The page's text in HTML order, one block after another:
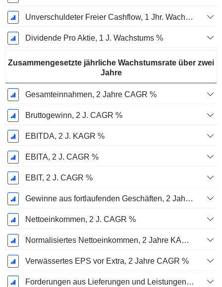
Unverschuldeter Freier Cashflow, 1 Jhr. Wachstum %
Dividende Pro Aktie, 1 J. Wachstums %
Zusammengesetzte jährliche Wachstumsrate über zwei
Jahre
Gesamteinnahmen, 2 Jahre CAGR %
Bruttogewinn, 2 J. CAGR %
EBITDA, 2 J. KAGR %
EBITA, 2 J. CAGR %
EBIT, 2 J. CAGR %
Gewinne aus fortlaufenden Geschäften, 2 Jahre. CAGR %
Nettoeinkommen, 2 J. CAGR %
Normalisiertes Nettoeinkommen, 2 Jahre KAGR %
Verwässertes EPS vor Extra, 2 Jahre CAGR %
Forderungen aus Lieferungen und Leistungen, 2 J. CAGR %